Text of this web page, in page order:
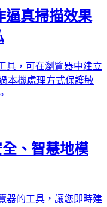
逼真掃描效果
具，可在瀏覽器中建立
本機處理方式保護敏
、智慧地模
器的工具，讓您即時建